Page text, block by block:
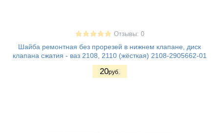
Отзывы: 0
Шайба ремонтная без прорезей в нижнем клапане, диск
клапана сжатия - ваз 2108, 2110 (жёсткая) 2108-2905662-01
20руб.